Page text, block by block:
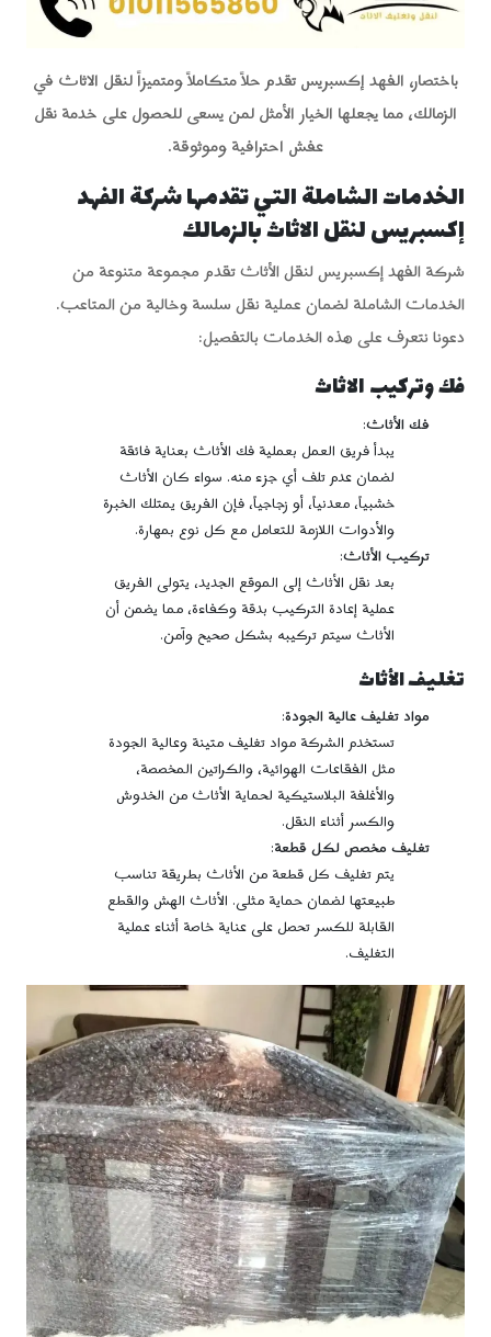
باختصار، الفهد إكسبريس تقدم حلاً متكاملاً ومتميزاً لنقل الاثاث في
الزمالك، مما يجعلها الخيار الأمثل لمن يسعى للحصول على خدمة نقل
عفش احترافية وموثوقة.
الخدمات الشاملة التي تقدمها شركة الفهد
إكسبريس لنقل الاثاث بالزمالك
شركة الفهد إكسبريس لنقل الأثاث تقدم مجموعة متنوعة من
الخدمات الشاملة لضمان عملية نقل سلسة وخالية من المتاعب.
دعونا نتعرف على هذه الخدمات بالتفصيل:
فك وتركيب الاثاث
فك الأثاث:
يبدأ فريق العمل بعملية فك الأثاث بعناية فائقة
لضمان عدم تلف أي جزء منه. سواء كان الأثاث
خشبياً، معدنياً، أو زجاجياً، فإن الفريق يمتلك الخبرة
والأدوات اللازمة للتعامل مع كل نوع بمهارة.
تركيب الأثاث:
بعد نقل الأثاث إلى الموقع الجديد، يتولى الفريق
عملية إعادة التركيب بدقة وكفاءة، مما يضمن أن
الأثاث سيتم تركيبه بشكل صحيح وآمن.
تغليف الأثاث
مواد تغليف عالية الجودة:
تستخدم الشركة مواد تغليف متينة وعالية الجودة
مثل الفقاعات الهوائية، والكراتين المخصصة،
والأغلفة البلاستيكية لحماية الأثاث من الخدوش
والكسر أثناء النقل.
تغليف مخصص لكل قطعة:
يتم تغليف كل قطعة من الأثاث بطريقة تناسب
طبيعتها لضمان حماية مثلى. الأثاث الهش والقطع
القابلة للكسر تحصل على عناية خاصة أثناء عملية
التغليف.